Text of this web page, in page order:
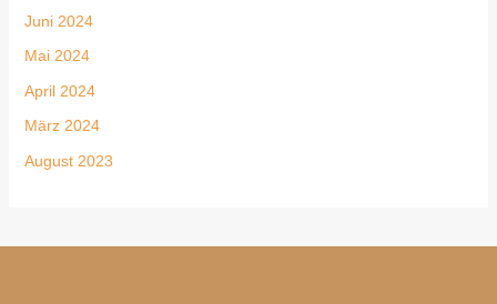
Juni 2024
Mai 2024
April 2024
März 2024
August 2023